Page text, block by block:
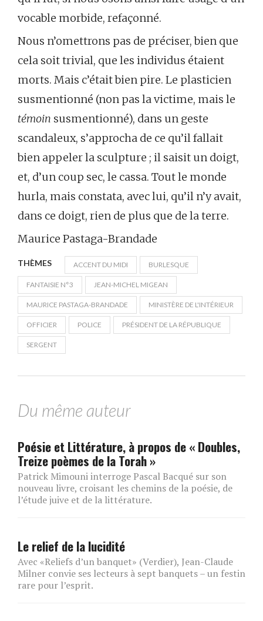
vocable morbide, refaçonné.
Nous n’omettrons pas de préciser, bien que
cela soit trivial, que les individus étaient
morts. Mais c’était bien pire. Le plasticien
susmentionné (non pas la victime, mais le
témoin susmentionné), dans un geste
scandaleux, s’approcha de ce qu’il fallait
bien appeler la sculpture ; il saisit un doigt,
et, d’un coup sec, le cassa. Tout le monde
hurla, mais constata, avec lui, qu’il n’y avait,
dans ce doigt, rien de plus que de la terre.
Maurice Pastaga-Brandade
THÈMES ACCENT DU MIDI BURLESQUE
FANTAISIE N°3 JEAN-MICHEL MIGEAN
MAURICE PASTAGA-BRANDADE MINISTÈRE DE L'INTÉRIEUR
OFFICIER POLICE PRÉSIDENT DE LA RÉPUBLIQUE
SERGENT
Du même auteur
Poésie et Littérature, à propos de « Doubles,
Treize poèmes de la Torah »
Patrick Mimouni interroge Pascal Bacqué sur son
nouveau livre, croisant les chemins de la poésie, de
l’étude juive et de la littérature.
Le relief de la lucidité
Avec «Reliefs d’un banquet» (Verdier), Jean-Claude
Milner convie ses lecteurs à sept banquets – un festin
rare pour l’esprit.